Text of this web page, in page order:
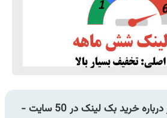
نظرات مشتریان عزیز درباره خرید بک لینک در 50 سایت -